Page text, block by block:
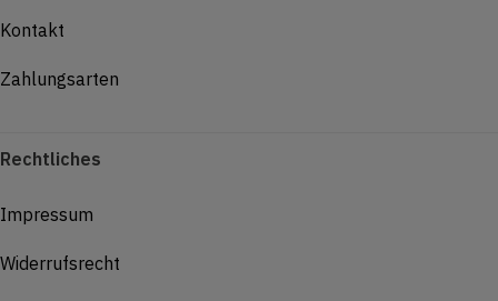
Kontakt
Zahlungsarten
Rechtliches
Impressum
Widerrufsrecht